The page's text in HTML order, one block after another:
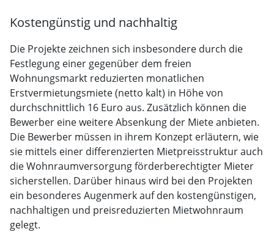
Kostengünstig und nachhaltig
Die Projekte zeichnen sich insbesondere durch die
Festlegung einer gegenüber dem freien
Wohnungsmarkt reduzierten monatlichen
Erstvermietungsmiete (netto kalt) in Höhe von
durchschnittlich 16 Euro aus. Zusätzlich können die
Bewerber eine weitere Absenkung der Miete anbieten.
Die Bewerber müssen in ihrem Konzept erläutern, wie
sie mittels einer differenzierten Mietpreisstruktur auch
die Wohnraumversorgung förderberechtigter Mieter
sicherstellen. Darüber hinaus wird bei den Projekten
ein besonderes Augenmerk auf den kostengünstigen,
nachhaltigen und preisreduzierten Mietwohnraum
gelegt.